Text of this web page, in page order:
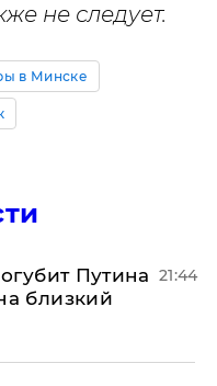
не следует.
в Минске
Путина
близкий
21:44